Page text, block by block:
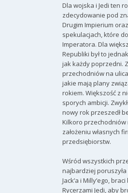
Dla wojska i Jedi ten
zdecydowanie pod
Drugim Impierium
spekulacjach, które
Imperatora. Dla
Republiki był to
jak każdy poprzedni.
przechodniów na
jakie mają plany
rokiem. Większość z
sporych ambicji.
nowy rok przeszedł
Kilkoro przechodniów
założeniu własnych
przedsiębiorstw.
Wśród wszystkich
najbardziej
Jack’a i Milly’ego,
Rycerzami Jedi, aby